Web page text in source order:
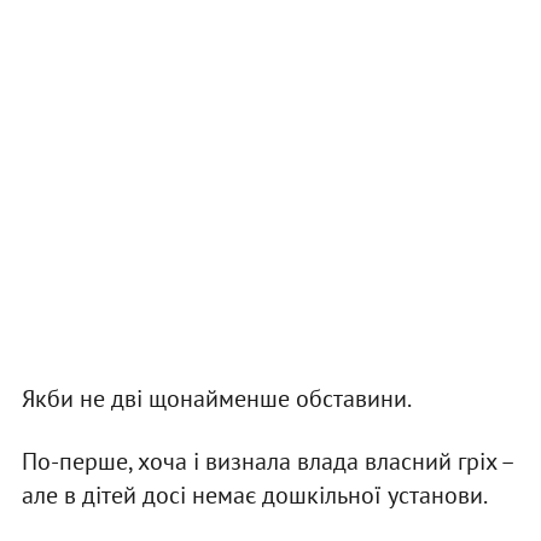
Якби не дві щонайменше обставини.
По-перше, хоча і визнала влада власний гріх –
але в дітей досі немає дошкільної установи.